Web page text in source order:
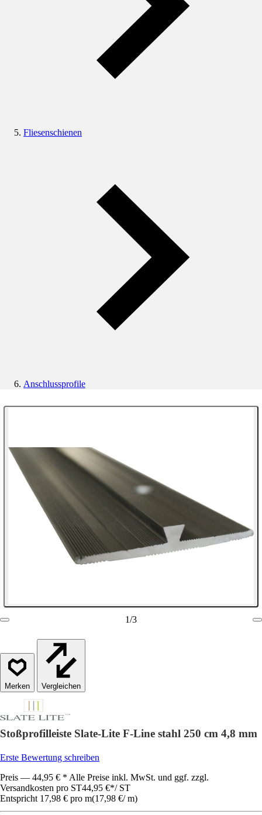
Fliesenschienen
Anschlussprofile
1/3
Vergleichen
Stoßprofilleiste Slate-Lite F-Line stahl 250 cm 4,8 mm
Erste Bewertung schreiben
Preis — 44,95 € * Alle Preise inkl. MwSt. und ggf. zzgl.
Versandkosten pro ST44,95 €*/ ST
Entspricht 17,98 € pro m(17,98 €/ m)